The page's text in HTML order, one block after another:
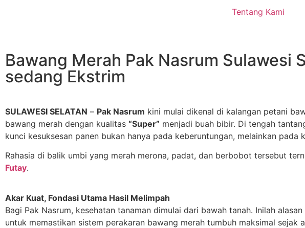
Tentang Kami
Bawang Merah Pak Nasrum Sulawesi
sedang Ekstrim
SULAWESI SELATAN – Pak Nasrum kini mulai dikenal di kalangan petani
bawang merah dengan kualitas “Super” menjadi buah bibir. Di tengah
kunci kesuksesan panen bukan hanya pada keberuntungan, melainkan
Rahasia di balik umbi yang merah merona, padat, dan berbobot tersebut
Futay.
Akar Kuat, Fondasi Utama Hasil Melimpah
Bagi Pak Nasrum, kesehatan tanaman dimulai dari bawah tanah. Inilah
untuk memastikan sistem perakaran bawang merah tumbuh maksimal sejak